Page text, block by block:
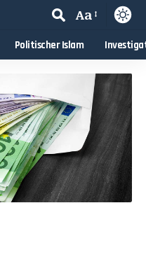
Aa
Politischer Islam